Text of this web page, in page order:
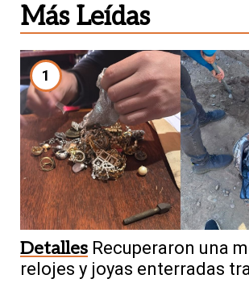
Más Leídas
1
Detalles Recuperaron una
relojes y joyas enterradas